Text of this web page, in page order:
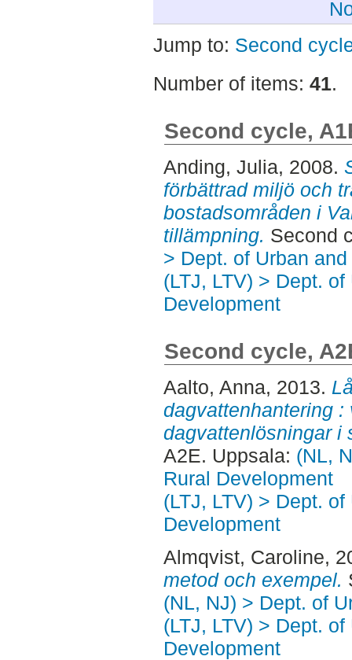
Jump to: Second
Number of items: 41.
Second cycle,
Anding, Julia, 2008.
förbättrad miljö och
bostadsområden i
tillämpning. Second
> Dept. of Urban
(LTJ, LTV) > Dept.
Development
Second cycle,
Aalto, Anna, 2013.
dagvattenhantering
dagvattenlösningar i
A2E. Uppsala: (NL,
Rural Development
(LTJ, LTV) > Dept.
Development
Almqvist, Caroline,
metod och exempel.
(NL, NJ) > Dept. of
(LTJ, LTV) > Dept.
Development